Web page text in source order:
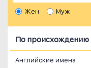
Жен Муж
По происхождению
Английские имена